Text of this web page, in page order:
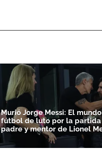
Murió Jorge Messi: El
fútbol de luto por la
padre y mentor de Lionel